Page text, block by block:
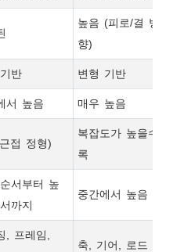
높음 (피로/결 방
향)
반 변형 기반
서 높음 매우 높음
접 정형)
복잡도가 높을수
록
서부터 높
까지
중간에서 높음
, 프레임,
축, 기어, 로드